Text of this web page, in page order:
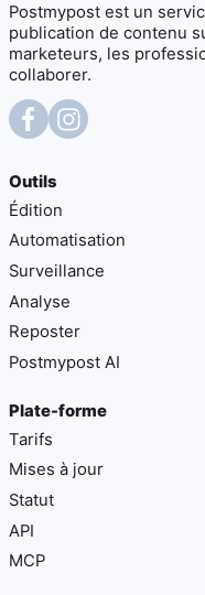
Postmypost est un
publication de contenu
marketeurs, les
collaborer.
Outils
Édition
Automatisation
Surveillance
Analyse
Reposter
Postmypost AI
Plate-forme
Tarifs
Mises à jour
Statut
API
MCP